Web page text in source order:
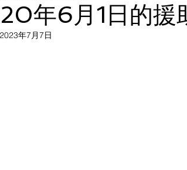
年6月1日的援
2023年7月7日